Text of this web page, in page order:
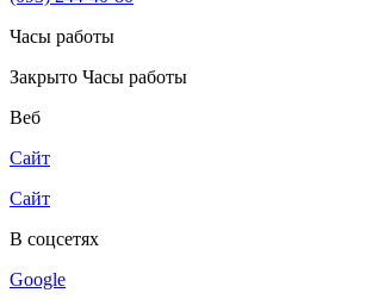
Часы работы
Закрыто Часы работы
Веб
Сайт
Сайт
В соцсетях
Google